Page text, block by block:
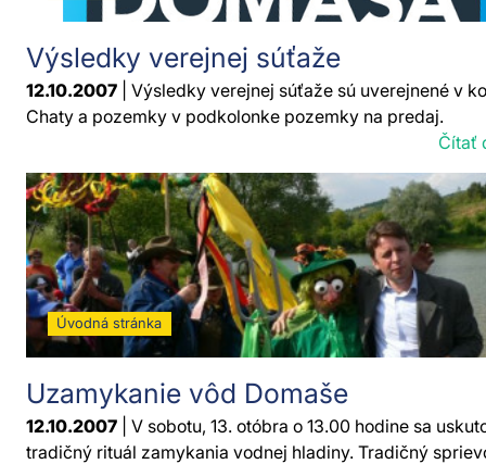
Výsledky verejnej súťaže
12.10.2007 | Výsledky verejnej súťaže sú uverejnené v
Chaty a pozemky v podkolonke pozemky na predaj.
Čítať
Úvodná stránka
Uzamykanie vôd Domaše
12.10.2007 | V sobotu, 13. otóbra o 13.00 hodine sa
tradičný rituál zamykania vodnej hladiny. Tradičný